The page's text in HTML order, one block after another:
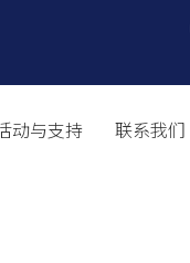
动与支持 联系我们